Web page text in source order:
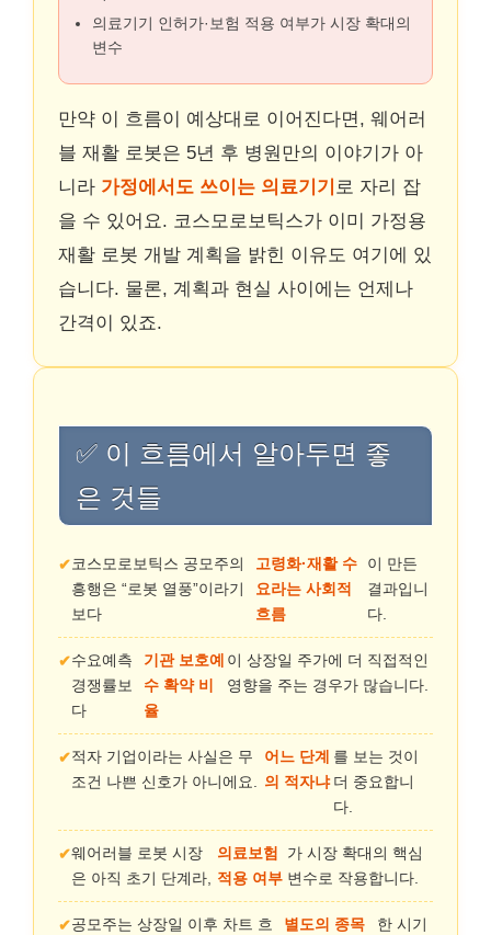
의료기기 인허가·보험 적용 여부가 시장 확대의
변수
만약 이 흐름이 예상대로 이어진다면, 웨어러
블 재활 로봇은 5년 후 병원만의 이야기가 아
니라 가정에서도 쓰이는 의료기기 로 자리 잡
을 수 있어요. 코스모로보틱스가 이미 가정용
재활 로봇 개발 계획을 밝힌 이유도 여기에 있
습니다. 물론, 계획과 현실 사이에는 언제나
간격이 있죠.
✅ 이 흐름에서 알아두면 좋
은 것들
코스모로보틱스 공모주의
흥행은 “로봇 열풍”이라기
보다
고령화·재활 수
요라는 사회적
흐름
이 만든
결과입니
다.
수요예측
경쟁률보
다
기관 보호예
수 확약 비
율
이 상장일 주가에 더 직접적인
영향을 주는 경우가 많습니다.
적자 기업이라는 사실은 무
조건 나쁜 신호가 아니에요.
어느 단계
의 적자냐
를 보는 것이
더 중요합니
다.
웨어러블 로봇 시장
은 아직 초기 단계라,
의료보험
적용 여부
가 시장 확대의 핵심
변수로 작용합니다.
공모주는 상장일 이후 차트 흐
별도의 종목
한 시기